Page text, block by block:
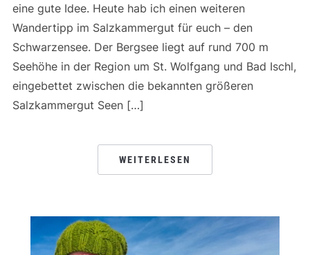
eine gute Idee. Heute hab ich einen weiteren
Wandertipp im Salzkammergut für euch – den
Schwarzensee. Der Bergsee liegt auf rund 700 m
Seehöhe in der Region um St. Wolfgang und Bad Ischl,
eingebettet zwischen die bekannten größeren
Salzkammergut Seen […]
WEITERLESEN